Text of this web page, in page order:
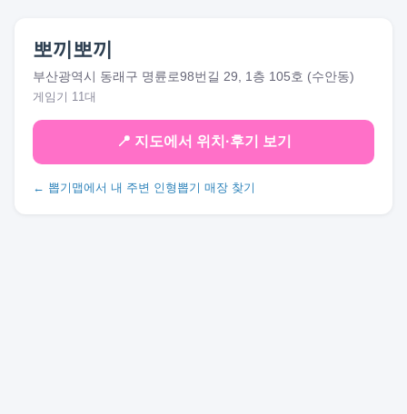
뽀끼뽀끼
부산광역시 동래구 명륜로98번길 29, 1층 105호 (수안동)
게임기 11대
📍 지도에서 위치·후기 보기
← 뽑기맵에서 내 주변 인형뽑기 매장 찾기